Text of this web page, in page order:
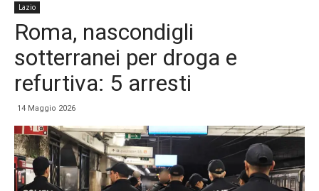
Lazio
Roma, nascondigli
sotterranei per droga e
refurtiva: 5 arresti
14 Maggio 2026